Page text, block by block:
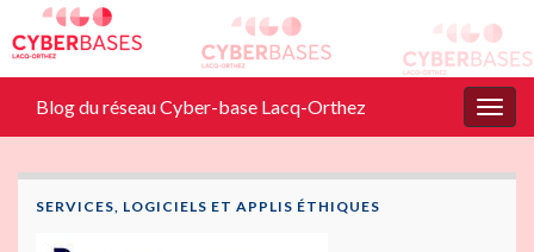
Blog du réseau Cyber-base Lacq-Orthez
SERVICES, LOGICIELS ET APPLIS ÉTHIQUES